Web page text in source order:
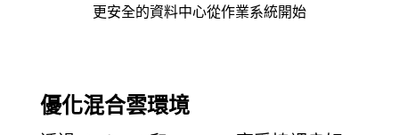
更安全的資料中心從作業系統開始
優化混合雲環境